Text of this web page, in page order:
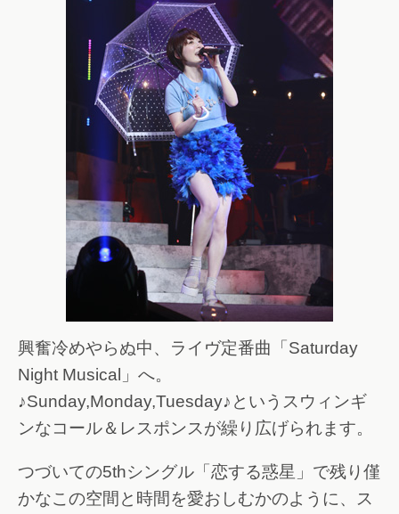
興奮冷めやらぬ中、ライヴ定番曲「Saturday
Night Musical」へ。
♪Sunday,Monday,Tuesday♪というスウィンギ
ンなコール＆レスポンスが繰り広げられます。
つづいての5thシングル「恋する惑星」で残り僅
かなこの空間と時間を愛おしむかのように、ス